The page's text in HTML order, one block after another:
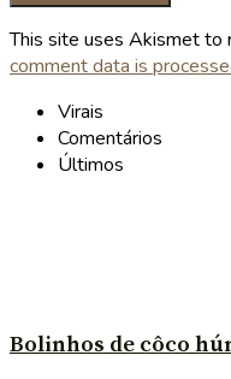
This site uses Akismet to
comment data is
Virais
Comentários
Últimos
Bolinhos de côco